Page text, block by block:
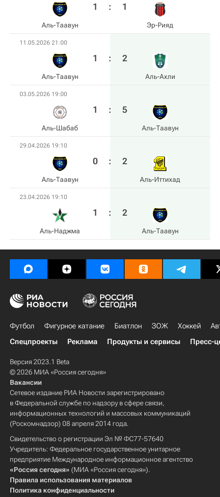
Аль-Таавун
1 : 1
Эр-Рияд
11.05.2026 21:00
Аль-Таавун
1 : 2
Аль-Ахли
03.05.2026 19:00
Аль-Шабаб
1 : 5
Аль-Таавун
29.04.2026 19:10
Аль-Таавун
0 : 2
Аль-Иттихад
23.04.2026 19:10
Аль-Наджма
1 : 2
Аль-Таавун
Футбол Фигурное катание Биатлон ЗОЖ Хоккей
Спецпроекты
Реклама Продукты и сервисы Пресс-
Версия 2023.1 Beta
© 2026 МИА «Россия сегодня»
Вакансии
Сетевое издание РИА Новости зарегистрировано
в Федеральной службе по надзору в сфере связи,
информационных технологий и массовых коммуникаций
(Роскомнадзор) 08 апреля 2014 года.
Свидетельство о регистрации Эл № ФС77-57640
Учредитель: Федеральное государственное унитарное
предприятие Международное информационное агентство
«Россия сегодня» (МИА «Россия сегодня»).
Правила использования материалов
Политика конфиденциальности